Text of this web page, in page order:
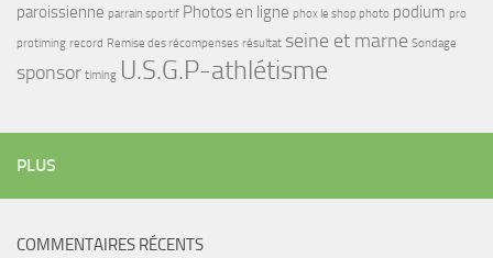
paroissienne parrain sportif Photos en ligne phox le shop photo podium pro
protiming record Remise des récompenses résultat seine et marne Sondage
sponsor timing U.S.G.P-athlétisme
PLUS
COMMENTAIRES RÉCENTS